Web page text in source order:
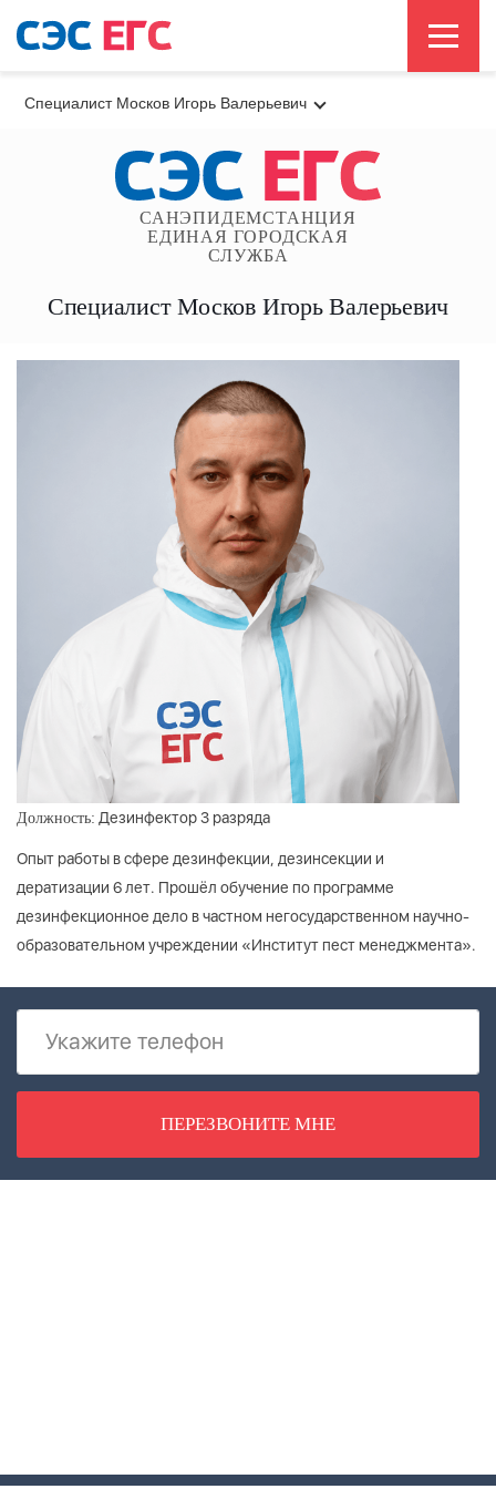
Специалист Москов Игорь Валерьевич
САНЭПИДЕМСТАНЦИЯ
ЕДИНАЯ ГОРОДСКАЯ
СЛУЖБА
Специалист Москов Игорь Валерьевич
Должность: Дезинфектор 3 разряда
Опыт работы в сфере дезинфекции, дезинсекции и
дератизации 6 лет. Прошёл обучение по программе
дезинфекционное дело в частном негосударственном научно-
образовательном учреждении «Институт пест менеджмента».
ПЕРЕЗВОНИТЕ МНЕ